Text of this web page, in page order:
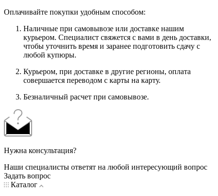
Оплачивайте покупки удобным способом:
Наличные при самовывозе или доставке нашим
курьером. Специалист свяжется с вами в день доставки,
чтобы уточнить время и заранее подготовить сдачу с
любой купюры.
Курьером, при доставке в другие регионы, оплата
совершается переводом с карты на карту.
Безналичный расчет при самовывозе.
Нужна консультация?
Наши специалисты ответят на любой интересующий вопрос
Задать вопрос
Каталог